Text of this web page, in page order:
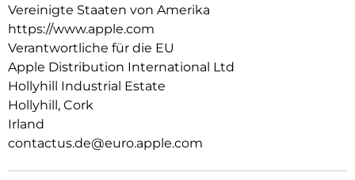
IPADOS: Mit Pro Apps noch mehr erledigen, dank iPadOS 26
mit Liquid Glass Design und Fähigkeiten, die alles verändern.
Mit dem intuitiven und flexiblen Fenstersystem werden
Workflows gesteuert, organisiert und verwaltet wie nie
zuvor.
APPLE INTELLIGENCE: Apple Intelligence ist das persönliche
Intelligenz System. Es hilft zu kommunizieren, sich
auszudrücken und Dinge einfacher zu erledigen – mit
bahnbrechendem Datenschutz bei jedem Schritt.
Vereinigte Staaten von Amerika
https://www.apple.com
Verantwortliche für die EU
Apple Distribution International Ltd
Hollyhill Industrial Estate
Hollyhill, Cork
Irland
contactus.de@euro.apple.com